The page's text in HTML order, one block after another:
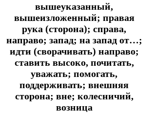
вышеуказанный,
вышеизложенный; правая
рука (сторона); справа,
направо; запад; на запад от…;
идти (сворачивать) направо;
ставить высоко, почитать,
уважать; помогать,
поддерживать; внешняя
сторона; вне; колесничий,
возница